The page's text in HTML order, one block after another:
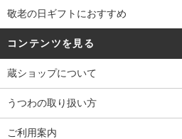
敬老の日ギフトにおすすめ
コンテンツを見る
蔵ショップについて
うつわの取り扱い方
ご利用案内